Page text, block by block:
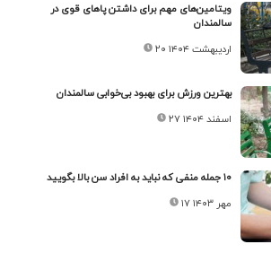
ویتامین‌های مهم برای داشتن پاهای قوی در
سالمندان
۲۰ اردیبهشت ۱۴۰۴
بهترین ورزش برای بهبود بی‌خوابی سالمندان
۲۷ اسفند ۱۴۰۴
۱۰ جمله‌ منفی که نباید به افراد سن بالا بگویید
۱۷ مهر ۱۴۰۳